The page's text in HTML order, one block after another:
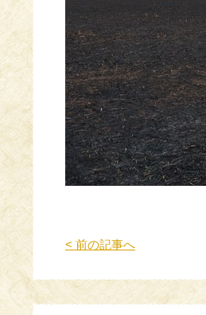
< 前の記事へ